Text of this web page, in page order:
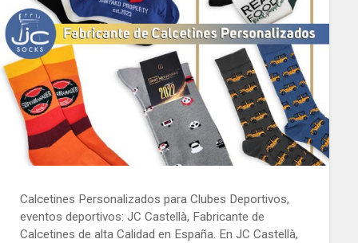
Calcetines Personalizados para Clubes Deportivos,
eventos deportivos: JC Castellà, Fabricante de
Calcetines de alta Calidad en España. En JC Castellà,